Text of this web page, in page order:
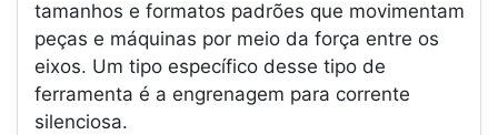
tamanhos e formatos padrões que movimentam
peças e máquinas por meio da força entre os
eixos. Um tipo específico desse tipo de
ferramenta é a engrenagem para corrente
silenciosa.